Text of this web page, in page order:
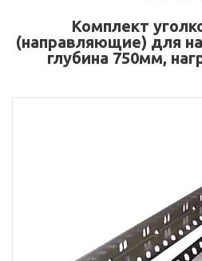
Комплект
(направляющие) для
глубина 750мм,